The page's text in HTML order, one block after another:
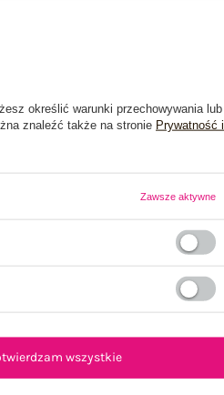
określić warunki przechowywania lub
znaleźć także na stronie Prywatność i
Zawsze aktywne
wszystkie